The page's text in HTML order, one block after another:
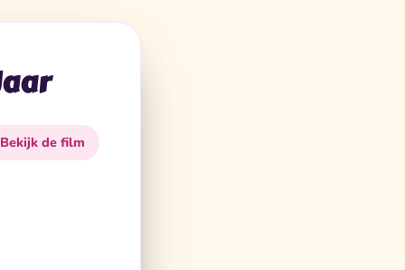
de film